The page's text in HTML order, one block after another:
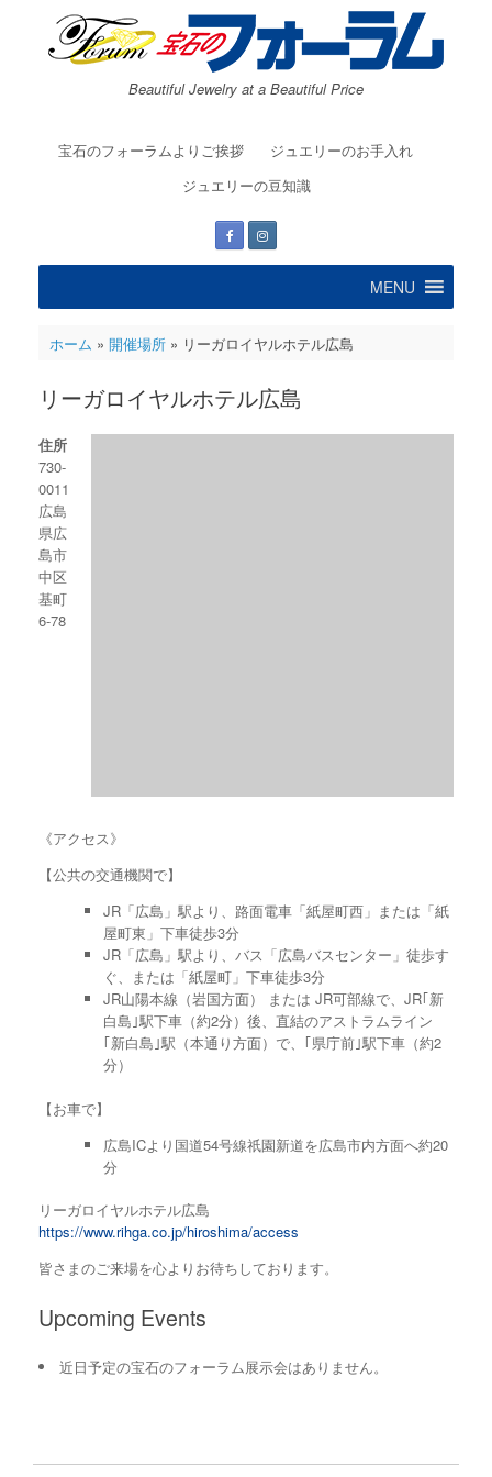
Beautiful Jewelry at a Beautiful Price
宝石のフォーラムよりご挨拶
ジュエリーのお手入れ
ジュエリーの豆知識
MENU
ホーム » 開催場所» リーガロイヤルホテル広島
リーガロイヤルホテル広島
住所
730-
0011
広島
県広
島市
中区
基町
6-78
《アクセス》
【公共の交通機関で】
JR「広島」駅より、路面電車「紙屋町西」または「紙
屋町東」下車徒歩3分
JR「広島」駅より、バス「広島バスセンター」徒歩す
ぐ、または「紙屋町」下車徒歩3分
JR山陽本線（岩国方面） または JR可部線で、JR｢新
白島｣駅下車（約2分）後、直結のアストラムライン
｢新白島｣駅（本通り方面）で、｢県庁前｣駅下車（約2
分）
【お車で】
広島ICより国道54号線祇園新道を広島市内方面へ約20
分
リーガロイヤルホテル広島
https://www.rihga.co.jp/hiroshima/access
皆さまのご来場を心よりお待ちしております。
Upcoming Events
近日予定の宝石のフォーラム展示会はありません。